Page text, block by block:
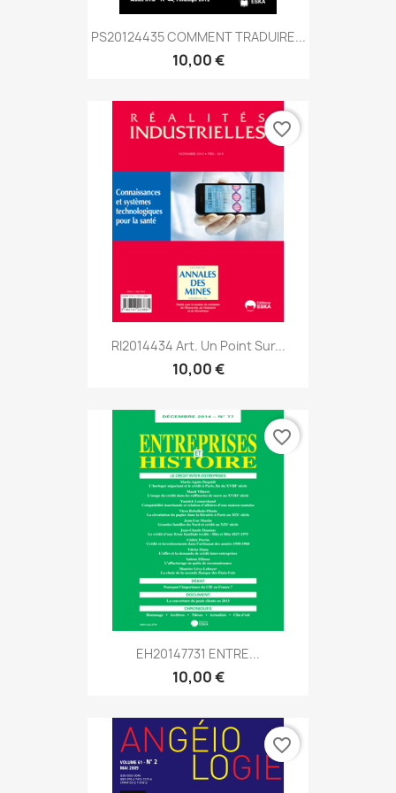
PS20124435 COMMENT TRADUIRE...
10,00 €
RI2014434 Art. Un Point Sur...
10,00 €
favorite_border
EH20147731 ENTRE...
10,00 €
favorite_border
favorite_border